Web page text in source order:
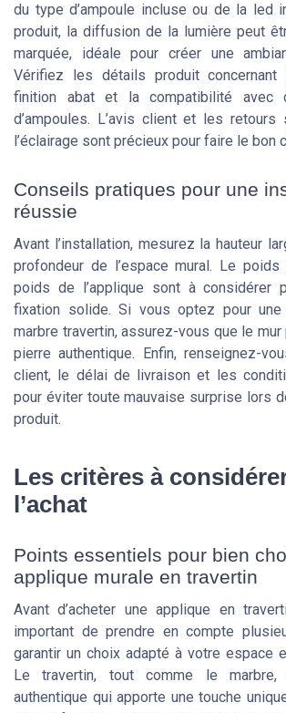
du type d’ampoule incluse ou de la led
produit, la diffusion de la lumière peut
marquée, idéale pour créer une
Vérifiez les détails produit concernant
finition abat et la compatibilité avec
d’ampoules. L’avis client et les
l’éclairage sont précieux pour faire le bon
Conseils pratiques pour une
réussie
Avant l’installation, mesurez la hauteur
profondeur de l’espace mural. Le
poids de l’applique sont à considérer
fixation solide. Si vous optez pour une
marbre travertin, assurez-vous que le
pierre authentique. Enfin, renseignez-
client, le délai de livraison et les
pour éviter toute mauvaise surprise lors
produit.
Les critères à
l’achat
Points essentiels pour bien
applique murale en travertin
Avant d’acheter une applique en
important de prendre en compte
garantir un choix adapté à votre espace
Le travertin, tout comme le
authentique qui apporte une touche